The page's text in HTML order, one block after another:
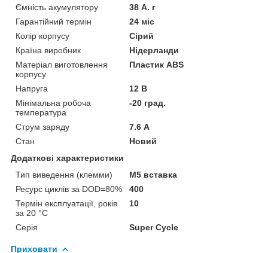
Ємність акумулятору
38 А. г
Гарантійний термін
24 міс
Колір корпусу
Сірий
Країна виробник
Нідерланди
Матеріал виготовлення
корпусу
Пластик ABS
Напруга
12 В
Мінімальна робоча
температура
-20 град.
Струм заряду
7.6 А
Стан
Новий
Додаткові характеристики
Тип виведення (клемми)
M5 вставка
Ресурс циклів за DOD=80%
400
Термін експлуатації, років
за 20 °C
10
Серія Super Cycle
Приховати